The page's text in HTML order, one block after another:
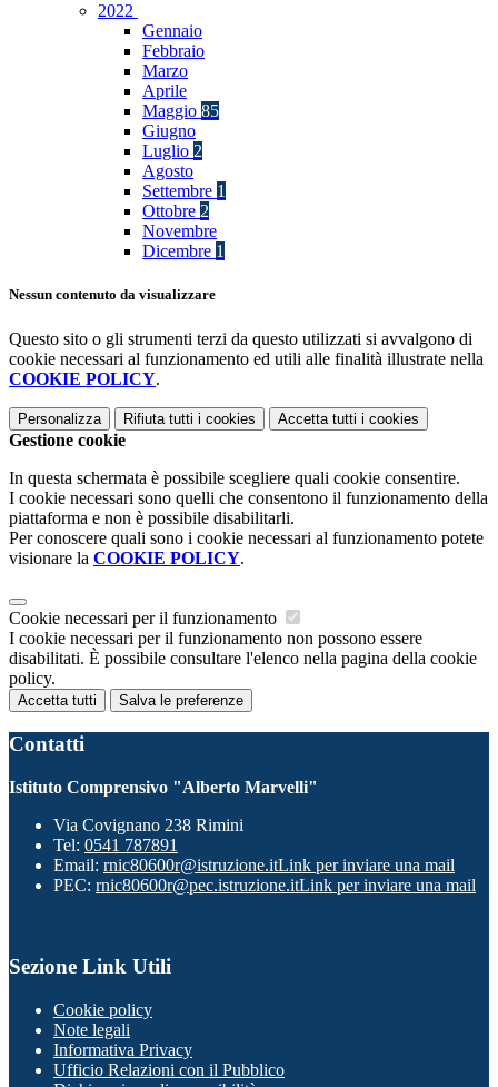
2022
Gennaio
Febbraio
Marzo
Aprile
Maggio 85
Giugno
Luglio 2
Agosto
Settembre 1
Ottobre 2
Novembre
Dicembre 1
Nessun contenuto da visualizzare
Questo sito o gli strumenti terzi da questo utilizzati si avvalgono di
cookie necessari al funzionamento ed utili alle finalità illustrate nella
COOKIE POLICY.
Personalizza Rifiuta tutti i cookies Accetta tutti i cookies
Gestione cookie
In questa schermata è possibile scegliere quali cookie consentire.
I cookie necessari sono quelli che consentono il funzionamento della
piattaforma e non è possibile disabilitarli.
Per conoscere quali sono i cookie necessari al funzionamento potete
visionare la COOKIE POLICY.
Cookie necessari per il funzionamento
I cookie necessari per il funzionamento non possono essere
disabilitati. È possibile consultare l'elenco nella pagina della cookie
policy.
Accetta tutti Salva le preferenze
Contatti
Istituto Comprensivo "Alberto Marvelli"
Via Covignano 238 Rimini
Tel: 0541 787891
Email: rnic80600r@istruzione.itLink per inviare una mail
PEC: rnic80600r@pec.istruzione.itLink per inviare una mail
Sezione Link Utili
Cookie policy
Note legali
Informativa Privacy
Ufficio Relazioni con il Pubblico